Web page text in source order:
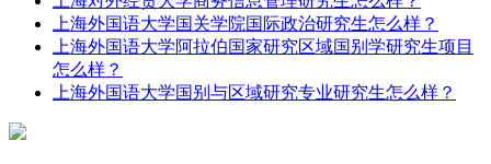
上海外国语大学国关学院国际政治研究生怎么样？
上海外国语大学阿拉伯国家研究区域国别学研究生项目
怎么样？
上海外国语大学国别与区域研究专业研究生怎么样？